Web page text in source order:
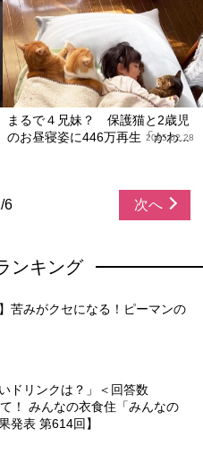
まるで４兄妹？ 保護猫と2歳児
のお昼寝姿に446万再生「かわ...
2025.02.28
6 次へ
ンキング
苦みがクセになる！ピーマンの
ドリンクは？」＜回答数
！ みんなの衣食住「みんなの
発表 第614回】